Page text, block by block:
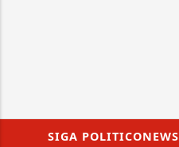
SIGA POLITICONEWS